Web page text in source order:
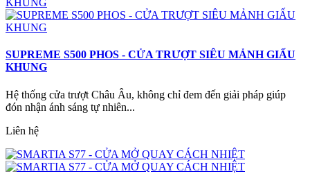
SUPREME S500 PHOS - CỬA TRƯỢT SIÊU MẢNH GIẤU
KHUNG
Hệ thống cửa trượt Châu Âu, không chỉ đem đến giải pháp giúp
đón nhận ánh sáng tự nhiên...
Liên hệ